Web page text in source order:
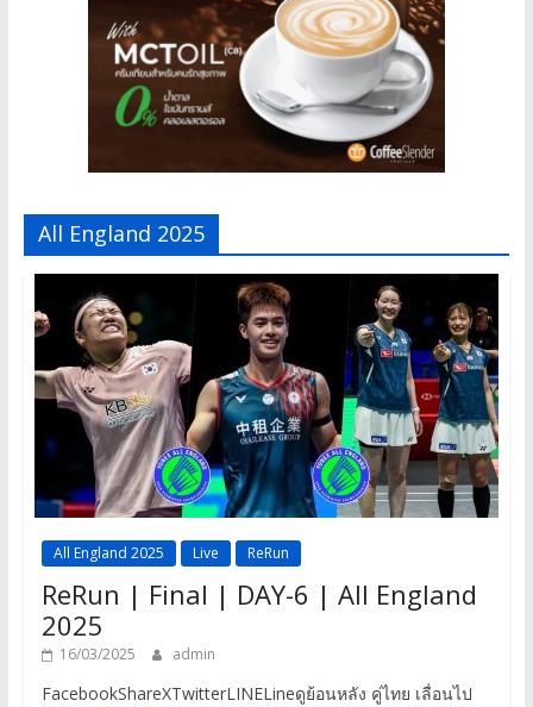
All England 2025
All England 2025 Live ReRun
ReRun | Final | DAY-6 | All England
2025
16/03/2025 admin
FacebookShareXTwitterLINELineดูย้อนหลัง คู่ไทย เลื่อนไป